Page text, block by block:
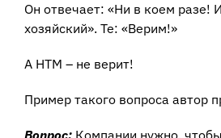
Он отвечает: «Ни в коем разе!
хозяйский». Те: «Верим!»
А НТМ – не верит!
Пример такого вопроса автор